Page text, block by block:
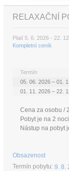
RELAXAČNÍ
Platí 5. 6. 2026 - 22.
Kompletní ceník
Termín
05. 06. 2026 – 01.
01. 11. 2026 – 22.
Cena za osobu /
Pobyt je na 2
Nástup na pobyt
Obsazenost
Termín pobytu: 9. 8.